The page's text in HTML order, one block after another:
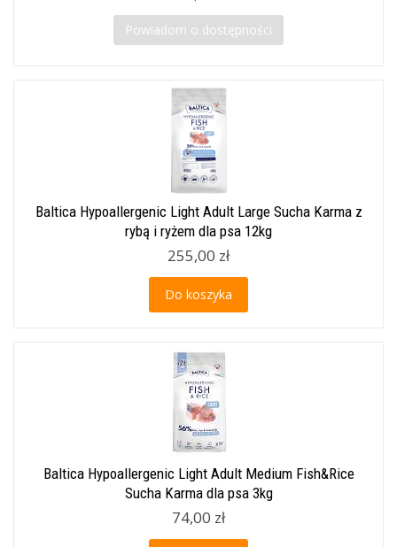
Powiadom o dostępności
Baltica Hypoallergenic Light Adult Large Sucha Karma z
rybą i ryżem dla psa 12kg
255,00 zł
Do koszyka
Baltica Hypoallergenic Light Adult Medium Fish&Rice
Sucha Karma dla psa 3kg
74,00 zł